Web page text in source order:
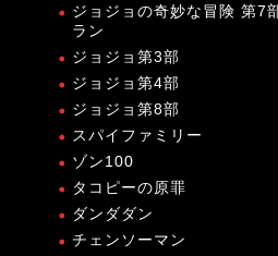
ジョジョの奇妙な冒険 第7
ラン
ジョジョ第3部
ジョジョ第4部
ジョジョ第8部
スパイファミリー
ゾン100
タコピーの原罪
ダンダダン
チェンソーマン